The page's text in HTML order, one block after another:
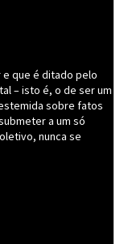
que é ditado pelo
– isto é, o de ser um
sobre fatos
a um só
nunca se